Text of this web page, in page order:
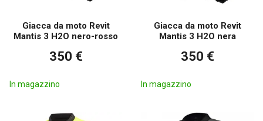
Giacca da moto Revit
Mantis 3 H2O nero-rosso
350 €
In magazzino
Giacca da moto Revit
Mantis 3 H2O nera
350 €
In magazzino